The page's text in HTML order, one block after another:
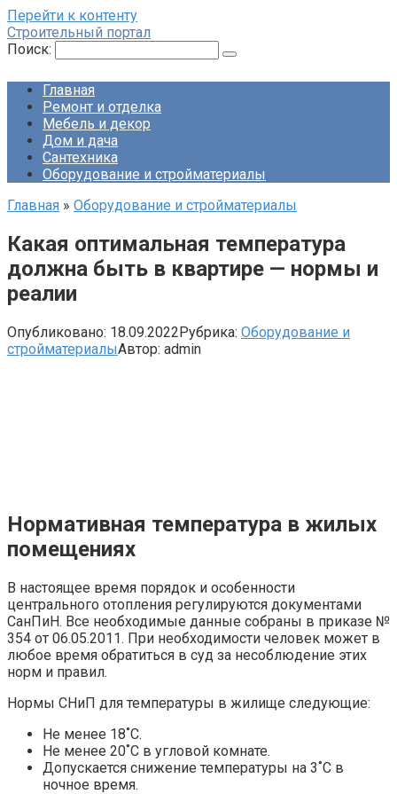
Перейти к контенту
Строительный портал
Поиск:
Главная
Ремонт и отделка
Мебель и декор
Дом и дача
Сантехника
Оборудование и стройматериалы
Главная » Оборудование и стройматериалы
Какая оптимальная температура
должна быть в квартире — нормы и
реалии
Опубликовано: 18.09.2022Рубрика: Оборудование и
стройматериалыАвтор: admin
Нормативная температура в жилых
помещениях
В настоящее время порядок и особенности
центрального отопления регулируются документами
СанПиН. Все необходимые данные собраны в приказе №
354 от 06.05.2011. При необходимости человек может в
любое время обратиться в суд за несоблюдение этих
норм и правил.
Нормы СНиП для температуры в жилище следующие:
Не менее 18˚C.
Не менее 20˚C в угловой комнате.
Допускается снижение температуры на 3˚C в
ночное время.